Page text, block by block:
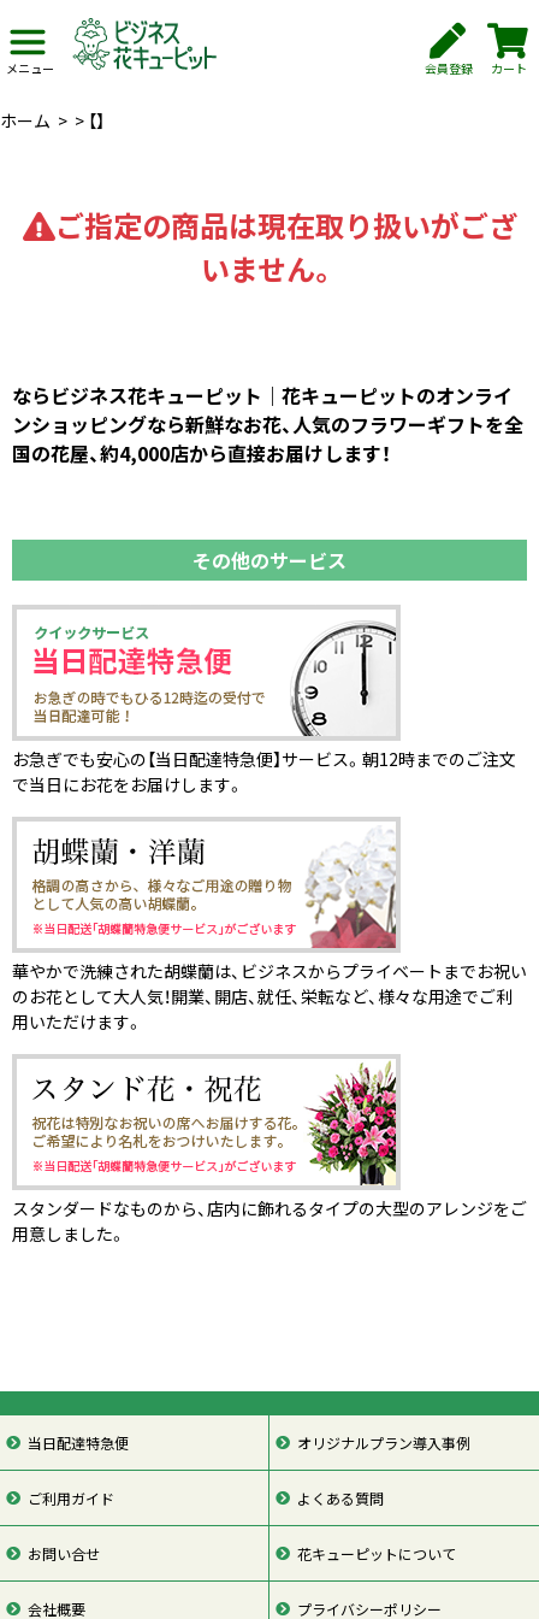
メニュー 会員登録 カート
ホーム > > 【】
ご指定の商品は現在取り扱いがござ
いません。
ならビジネス花キューピット｜花キューピットのオンライ
ンショッピングなら新鮮なお花、人気のフラワーギフトを全
国の花屋、約4,000店から直接お届けします！
その他のサービス
お急ぎでも安心の【当日配達特急便】サービス。朝12時までのご注文
で当日にお花をお届けします。
華やかで洗練された胡蝶蘭は、ビジネスからプライベートまでお祝い
のお花として大人気！開業、開店、就任、栄転など、様々な用途でご利
用いただけます。
スタンダードなものから、店内に飾れるタイプの大型のアレンジをご
用意しました。
当日配達特急便 オリジナルプラン導入事例
ご利用ガイド よくある質問
お問い合せ 花キューピットについて
会社概要 プライバシーポリシー